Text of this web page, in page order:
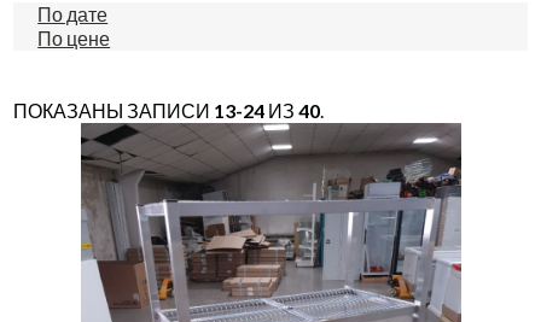
По дате
По цене
ПОКАЗАНЫ ЗАПИСИ 13-24 ИЗ40.